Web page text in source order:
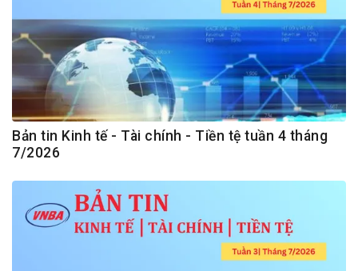
Bản tin Kinh tế - Tài chính - Tiền tệ tuần 4 tháng
7/2026